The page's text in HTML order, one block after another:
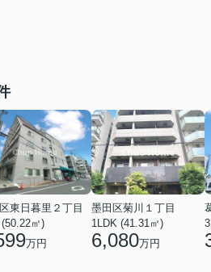
東日暮里２丁目
㎡)
万円
墨田区菊川１丁目
1LDK (41.31㎡)
6,080万円